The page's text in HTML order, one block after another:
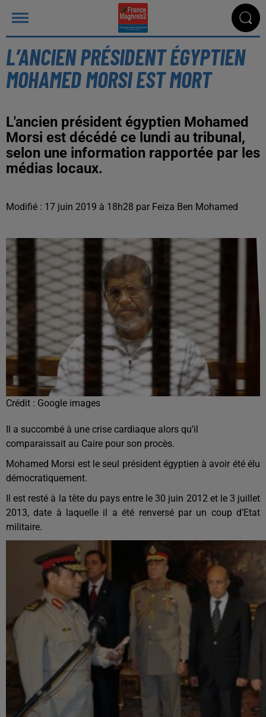
L’ANCIEN PRÉSIDENT ÉGYPTIEN
MOHAMED MORSI EST MORT
L'ancien président égyptien Mohamed
Morsi est décédé ce lundi au tribunal,
selon une information rapportée par les
médias locaux.
Modifié : 17 juin 2019 à 18h28 par Feiza Ben Mohamed
Crédit : Google images
Il a succombé à une crise cardiaque alors qu’il
comparaissait au Caire pour son procès.
Mohamed Morsi est le seul président égyptien à avoir été élu
démocratiquement.
Il est resté à la tête du pays entre le 30 juin 2012 et le 3 juillet
2013, date à laquelle il a été renversé par un coup d’Etat
militaire.